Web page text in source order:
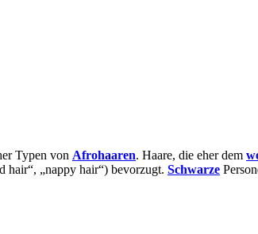
Typen von Afrohaaren. Haare, die eher dem
hair“, „nappy hair“) bevorzugt. Schwarze